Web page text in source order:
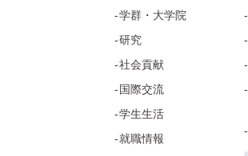
学群・ 大学院
研究
社会貢献
国際交流
学生生活
就職情報